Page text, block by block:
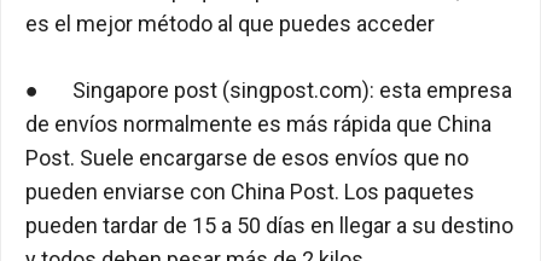
es el mejor método al que puedes acceder
● Singapore post (singpost.com): esta empresa
de envíos normalmente es más rápida que China
Post. Suele encargarse de esos envíos que no
pueden enviarse con China Post. Los paquetes
pueden tardar de 15 a 50 días en llegar a su destino